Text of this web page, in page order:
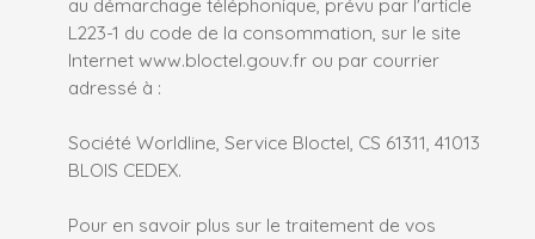
au démarchage téléphonique, prévu par l'article
L223-1 du code de la consommation, sur le site
Internet www.bloctel.gouv.fr ou par courrier
adressé à :
Société Worldline, Service Bloctel, CS 61311, 41013
BLOIS CEDEX.
Pour en savoir plus sur le traitement de vos